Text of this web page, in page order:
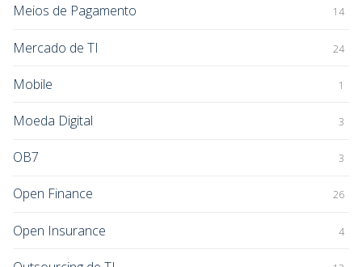
Meios de Pagamento 14
Mercado de TI 24
Mobile 1
Moeda Digital 3
OB7 3
Open Finance 26
Open Insurance 4